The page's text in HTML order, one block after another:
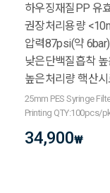
하우징재질PP 유
권장처리용량
압력87psi(약
낮은단백질흡착
높은처리량 핵산
25mm PES Syringe
Printing QTY:100pcs/
34,900₩